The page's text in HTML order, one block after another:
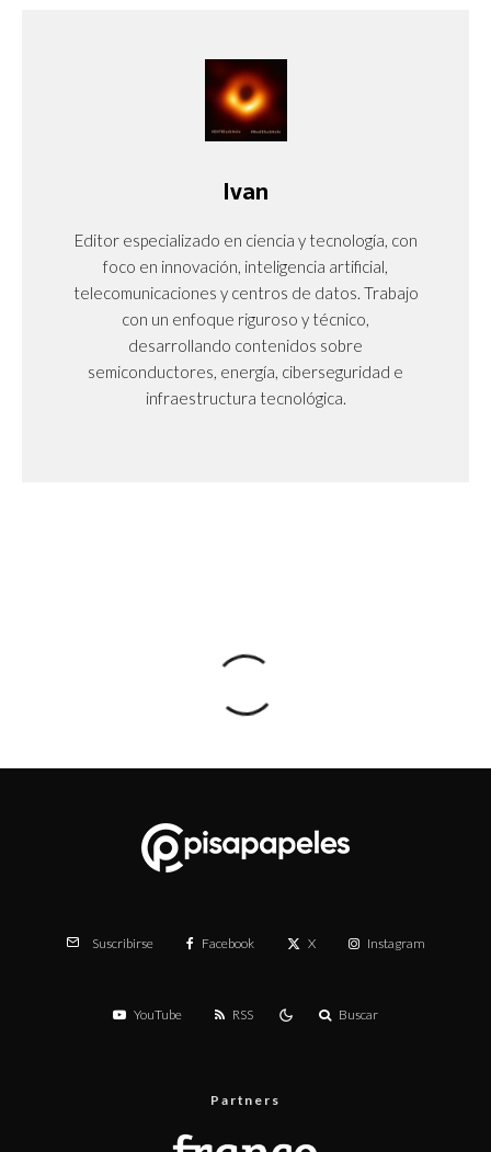
Ivan
Editor especializado en ciencia y tecnología, con
foco en innovación, inteligencia artificial,
telecomunicaciones y centros de datos. Trabajo
con un enfoque riguroso y técnico,
desarrollando contenidos sobre
semiconductores, energía, ciberseguridad e
infraestructura tecnológica.
Suscribirse Facebook X Instagram
YouTube RSS Buscar
Partners